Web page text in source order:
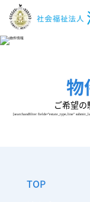
物
ご希望の
[searchandfilter fields="estate_type,line"
TOP